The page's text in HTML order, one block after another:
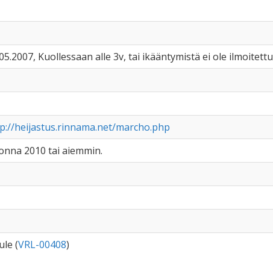
Kuollessaan alle 3v, tai ikääntymistä ei ole ilmoitettu
heijastus.rinnama.net/marcho.php
2010 tai aiemmin.
(VRL-00408)